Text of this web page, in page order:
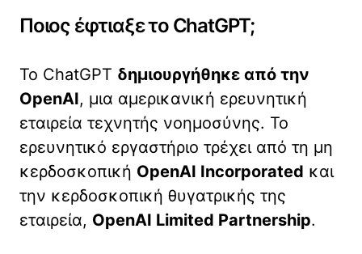
Ποιος έφτιαξε το ChatGPT;
Το ChatGPT δημιουργήθηκε από την
OpenAI, μια αμερικανική ερευνητική
εταιρεία τεχνητής νοημοσύνης. Το
ερευνητικό εργαστήριο τρέχει από τη μη
κερδοσκοπική OpenAI Incorporated και
την κερδοσκοπική θυγατρικής της
εταιρεία, OpenAI Limited Partnership.